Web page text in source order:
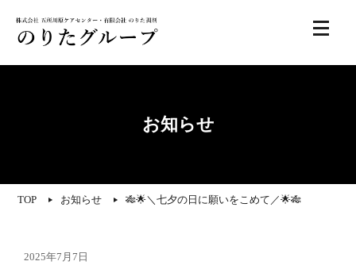
お知らせ
TOP お知らせ 🎋🌟＼七夕の日に願いをこめて／🌟🎋
2025年7月7日